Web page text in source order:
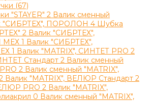
(67)
"STAYER" 2 Валик сменный
"СИБРТЕХ", ПОРОЛОН 4 Шубка
2 Валик "СИБРТЕХ",
МЕХ 1 Валик "СИБРТЕХ",
1 Валик "MATRIX", СИНТЕТ PRO 2
Стандарт 2 Валик сменный
2 Валик сменный "MATRIX",
Валик "MATRIX", ВЕЛЮР Стандарт 2
PRO 2 Валик "MATRIX",
0 Валик сменный "MATRIX",